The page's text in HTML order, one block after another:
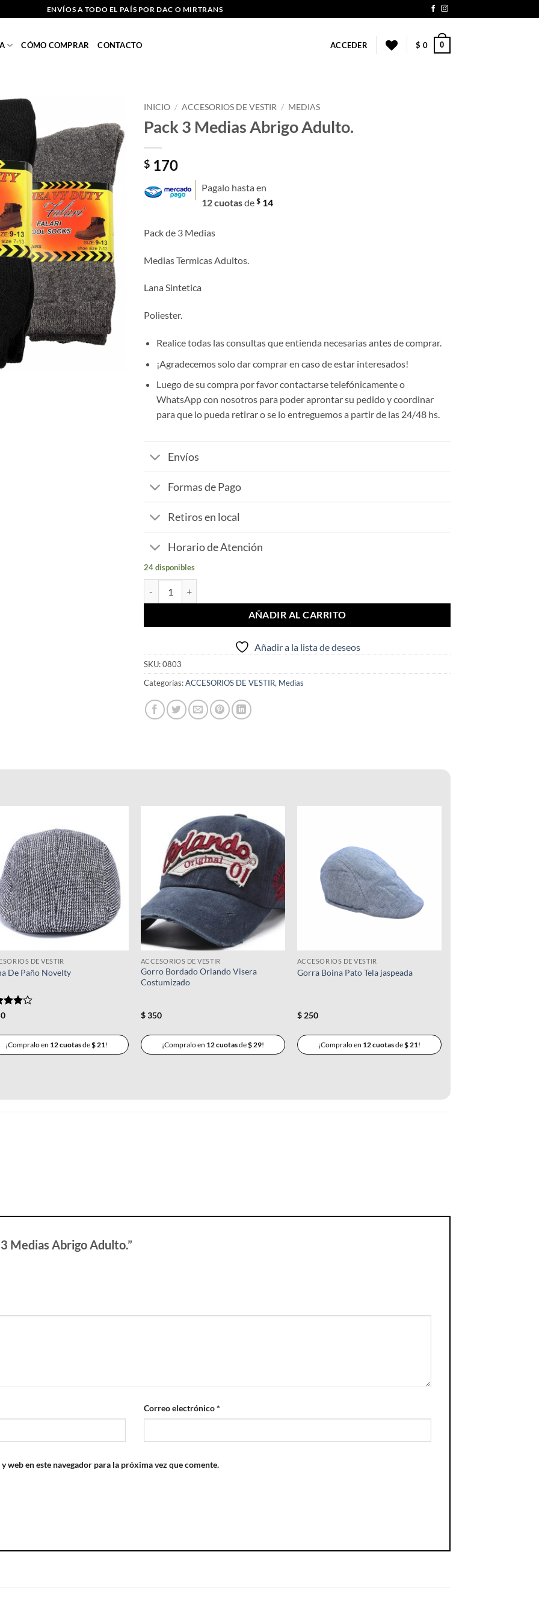
ENVÍOS A TODO EL PAÍS POR DAC O MIRTRANS
CÓMO COMPRAR CONTACTO ACCEDER $ 0 0
Añadir
a la
lista
de
deseos
INICIO / ACCESORIOS DE VESTIR / MEDIAS
Pack 3 Medias Abrigo Adulto.
$ 170
Pagalo hasta en
12 cuotasde $ 14
Pack de 3 Medias
Medias Termicas Adultos.
Lana Sintetica
Poliester.
Realice todas las consultas que entienda necesarias antes de comprar.
¡Agradecemos solo dar comprar en caso de estar interesados!
Luego de su compra por favor contactarse telefónicamente o
WhatsApp con nosotros para poder aprontar su pedido y coordinar
para que lo pueda retirar o se lo entreguemos a partir de las 24/48 hs.
Envíos
Formas de Pago
Retiros en local
Horario de Atención
24 disponibles
AÑADIR AL CARRITO
Añadir a la lista de deseos
SKU:0803
Categorías:ACCESORIOS DE VESTIR, Medias
Añadir
a la
lista de
deseos
DE VESTIR
De Paño Novelty
¡Compralo en 12 cuotasde$21!
Añadir
lista de
deseos
ACCESORIOS DE VESTIR
Gorro Bordado Orlando Visera
Costumizado
$350
¡Compralo en 12 cuotasde$29!
ACCESORIOS DE VESTIR
Gorra Boina Pato Tela jaspeada
$250
¡Compralo en 12 cuotasde$21!
Medias Abrigo Adulto.”
Correo electrónico*
en este navegador para la próxima vez que comente.